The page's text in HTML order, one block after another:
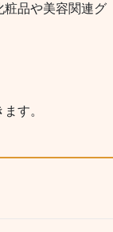
粧品や美容関連グ
す。